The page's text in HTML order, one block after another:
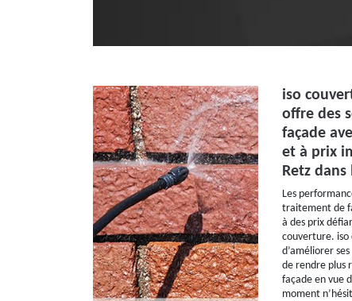
iso
offre des
façade
et à prix
Retz dans
Les
traitement de
à des prix
couverture. iso
d’améliorer
de rendre plus
façade en vue
moment